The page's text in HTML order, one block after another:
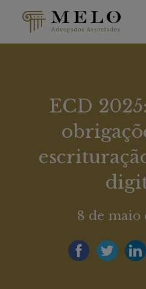
ECD
8 de maio